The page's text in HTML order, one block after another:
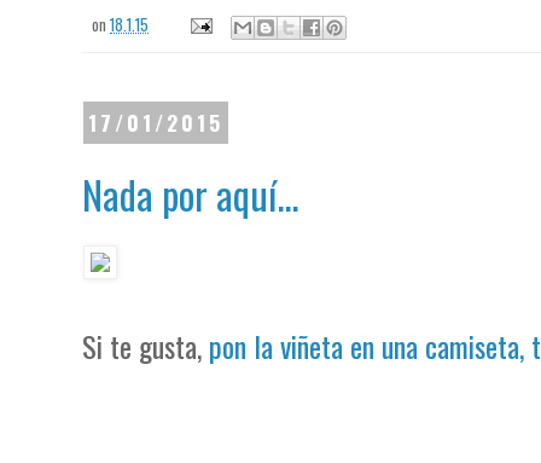
on18.1.15
17/01/2015
Nada por aquí...
Si te gusta,pon la viñeta en una camiseta,